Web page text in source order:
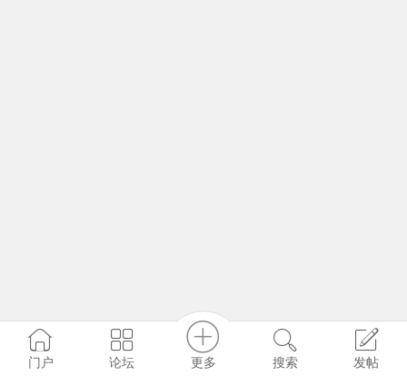
门户 论坛 更多 搜索 发帖